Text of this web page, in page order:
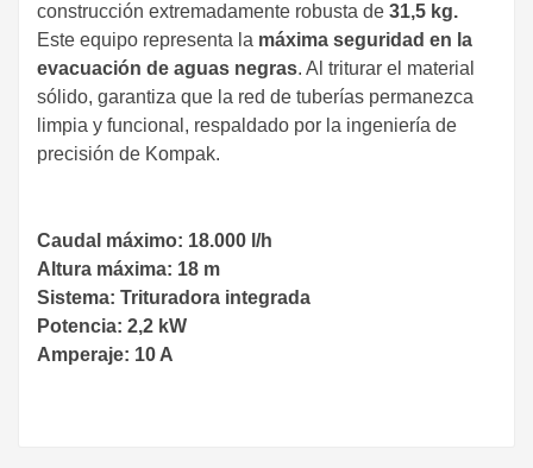
construcción extremadamente robusta de 31,5 kg.
Este equipo representa la máxima seguridad en la
evacuación de aguas negras. Al triturar el material
sólido, garantiza que la red de tuberías permanezca
limpia y funcional, respaldado por la ingeniería de
precisión de Kompak.
Caudal máximo: 18.000 l/h
​Altura máxima: 18 m
​Sistema: Trituradora integrada
​Potencia: 2,2 kW
​Amperaje: 10 A